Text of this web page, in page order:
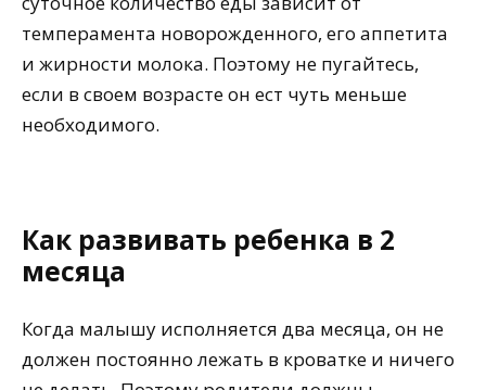
темперамента новорожденного, его аппетита
и жирности молока. Поэтому не пугайтесь,
если в своем возрасте он ест чуть меньше
необходимого.
Как развивать ребенка в 2
месяца
Когда малышу исполняется два месяца, он не
должен постоянно лежать в кроватке и ничего